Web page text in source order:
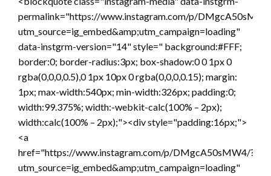
permalink="https://www.instagram.com/p/
utm_source=ig_embed&amp;utm_campaign=loading"
data-instgrm-version="14" style=" background:#FFF;
border:0; border-radius:3px; box-shadow:0 0 1px 0
rgba(0,0,0,0.5),0 1px 10px 0 rgba(0,0,0,0.15); margin:
1px; max-width:540px; min-width:326px; padding:0;
width:99.375%; width:-webkit-calc(100% – 2px);
width:calc(100% – 2px);"><div style="padding:16px;">
<a
href="https://www.instagram.com/p/DMgcA50sMW4/?
utm_source=ig_embed&amp;utm_campaign=loading"